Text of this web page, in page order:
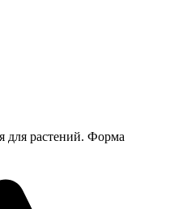
для растений. Форма